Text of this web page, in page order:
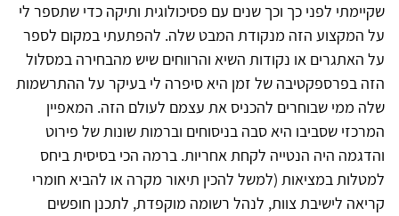
שקיימתי לפני כך וכך שנים עם פסיכולוגית ותיקה כדי שתספר לי
על המקצוע הזה מנקודת המבט שלה. להפתעתי במקום לספר
על האתגרים או נקודות השיא והרווחים שיש מהבחירה במסלול
הזה בפרספקטיבה של זמן היא סיפרה לי בעיקר על ההתרשמות
שלה ממי שבוחרים להכניס את עצמם לעולם הזה. המאפיין
המרכזי שסביבו היא סבה בניסוחים וברמות שונות של פירוט
והדגמה היה הנטייה לקחת אחריות. ברמה הכי בסיסית ביחס
למטלות במציאות (למשל להכין תיאור מקרה או להביא חומרי
קריאה לישיבת צוות, לנהל רשומה מוקפדת, לתכנן חופשים